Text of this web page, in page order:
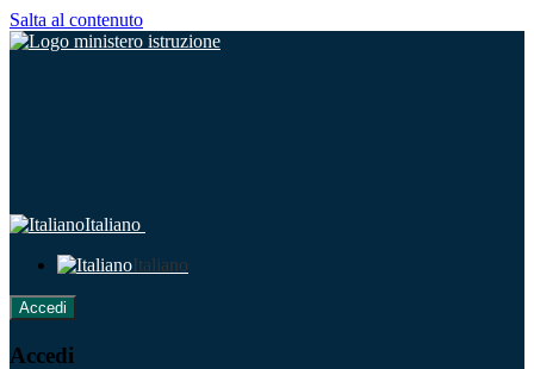
Salta al contenuto
Italiano
Italiano
Accedi
Accedi